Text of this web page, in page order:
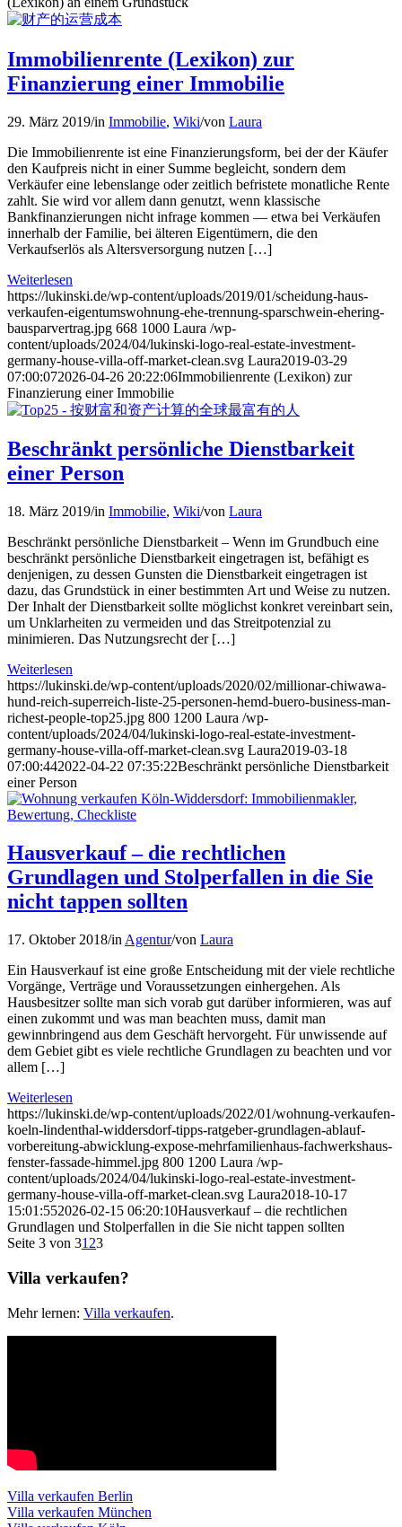
Immobilienrente (Lexikon) zur
Finanzierung einer Immobilie
29. März 2019/in Immobilie, Wiki/von Laura
Die Immobilienrente ist eine Finanzierungsform, bei der der Käufer
den Kaufpreis nicht in einer Summe begleicht, sondern dem
Verkäufer eine lebenslange oder zeitlich befristete monatliche Rente
zahlt. Sie wird vor allem dann genutzt, wenn klassische
Bankfinanzierungen nicht infrage kommen — etwa bei Verkäufen
innerhalb der Familie, bei älteren Eigentümern, die den
Verkaufserlös als Altersversorgung nutzen […]
Weiterlesen
https://lukinski.de/wp-content/uploads/2019/01/scheidung-haus-
verkaufen-eigentumswohnung-ehe-trennung-sparschwein-ehering-
bausparvertrag.jpg 668 1000 Laura /wp-
content/uploads/2024/04/lukinski-logo-real-estate-investment-
germany-house-villa-off-market-clean.svg Laura2019-03-29
07:00:072026-04-26 20:22:06Immobilienrente (Lexikon) zur
Finanzierung einer Immobilie
Beschränkt persönliche Dienstbarkeit
einer Person
18. März 2019/in Immobilie, Wiki/von Laura
Beschränkt persönliche Dienstbarkeit – Wenn im Grundbuch eine
beschränkt persönliche Dienstbarkeit eingetragen ist, befähigt es
denjenigen, zu dessen Gunsten die Dienstbarkeit eingetragen ist
dazu, das Grundstück in einer bestimmten Art und Weise zu nutzen.
Der Inhalt der Dienstbarkeit sollte möglichst konkret vereinbart sein,
um Unklarheiten zu vermeiden und das Streitpotenzial zu
minimieren. Das Nutzungsrecht der […]
Weiterlesen
https://lukinski.de/wp-content/uploads/2020/02/millionar-chiwawa-
hund-reich-superreich-liste-25-personen-hemd-buero-business-man-
richest-people-top25.jpg 800 1200 Laura /wp-
content/uploads/2024/04/lukinski-logo-real-estate-investment-
germany-house-villa-off-market-clean.svg Laura2019-03-18
07:00:442022-04-22 07:35:22Beschränkt persönliche Dienstbarkeit
einer Person
Hausverkauf – die rechtlichen
Grundlagen und Stolperfallen in die Sie
nicht tappen sollten
17. Oktober 2018/in Agentur/von Laura
Ein Hausverkauf ist eine große Entscheidung mit der viele rechtliche
Vorgänge, Verträge und Voraussetzungen einhergehen. Als
Hausbesitzer sollte man sich vorab gut darüber informieren, was auf
einen zukommt und was man beachten muss, damit man
gewinnbringend aus dem Geschäft hervorgeht. Für unwissende auf
dem Gebiet gibt es viele rechtliche Grundlagen zu beachten und vor
allem […]
Weiterlesen
https://lukinski.de/wp-content/uploads/2022/01/wohnung-verkaufen-
koeln-lindenthal-widdersdorf-tipps-ratgeber-grundlagen-ablauf-
vorbereitung-abwicklung-expose-mehrfamilienhaus-fachwerkshaus-
fenster-fassade-himmel.jpg 800 1200 Laura /wp-
content/uploads/2024/04/lukinski-logo-real-estate-investment-
germany-house-villa-off-market-clean.svg Laura2018-10-17
15:01:552026-02-15 06:20:10Hausverkauf – die rechtlichen
Grundlagen und Stolperfallen in die Sie nicht tappen sollten
Seite 3 von 31 23
Villa verkaufen?
Mehr lernen: Villa verkaufen.
Villa verkaufen Berlin
Villa verkaufen München